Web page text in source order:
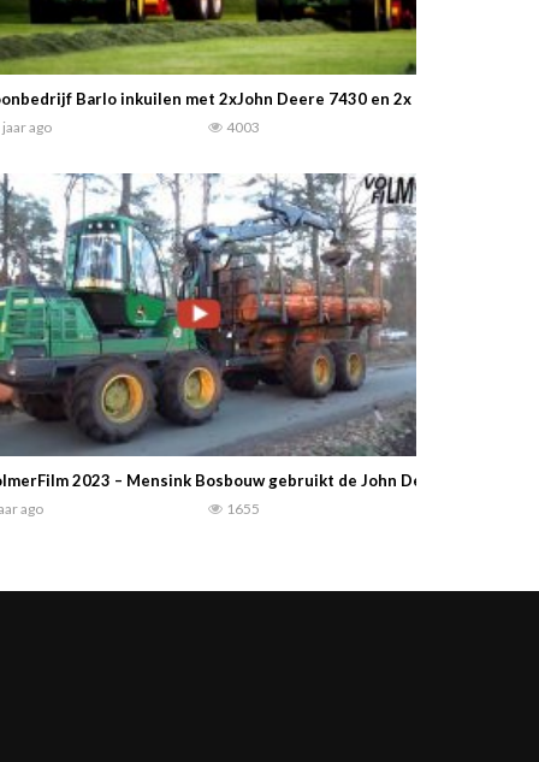
Barlo inkuilen met 2xJohn Deere 7430 en 2x PÃ¶ttinger
ago 4003
2023 – Mensink Bosbouw gebruikt de John Deere 1210G
ago 1655